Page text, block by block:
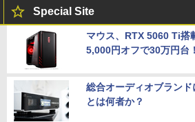
Special Site
マウス、RTX 5060 Ti搭
5,000円オフで30万円台！
総合オーディオブラン
とは何者か？